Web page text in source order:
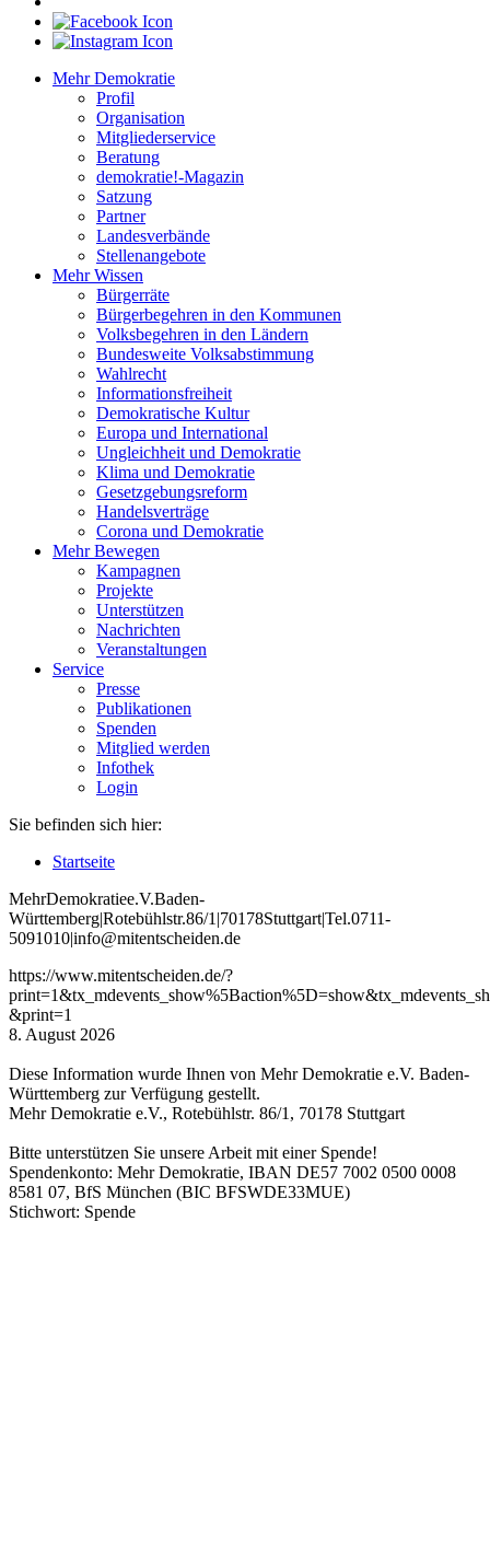
Mehr Demokratie
Profil
Organisation
Mitgliederservice
Beratung
demokratie!-Magazin
Satzung
Partner
Landesverbände
Stellenangebote
Mehr Wissen
Bürgerräte
Bürgerbegehren in den Kommunen
Volksbegehren in den Ländern
Bundesweite Volksabstimmung
Wahlrecht
Informationsfreiheit
Demokratische Kultur
Europa und International
Ungleichheit und Demokratie
Klima und Demokratie
Gesetzgebungsreform
Handelsverträge
Corona und Demokratie
Mehr Bewegen
Kampagnen
Projekte
Unterstützen
Nachrichten
Veranstaltungen
Service
Presse
Publikationen
Spenden
Mitglied werden
Infothek
Login
Sie befinden sich hier:
Startseite
MehrDemokratiee.V.Baden-
Württemberg|Rotebühlstr.86/1 |70178Stuttgart|Tel.0711-
5091010|info@mitentscheiden.de
https://www.mitentscheiden.de/?
&print=1
8. August 2026
Diese Information wurde Ihnen von Mehr Demokratie e.V. Baden-
Württemberg zur Verfügung gestellt.
Mehr Demokratie e.V., Rotebühlstr. 86/1, 70178 Stuttgart
Bitte unterstützen Sie unsere Arbeit mit einer Spende!
Spendenkonto: Mehr Demokratie, IBAN DE57 7002 0500 0008
8581 07, BfS München (BIC BFSWDE33MUE)
Stichwort: Spende